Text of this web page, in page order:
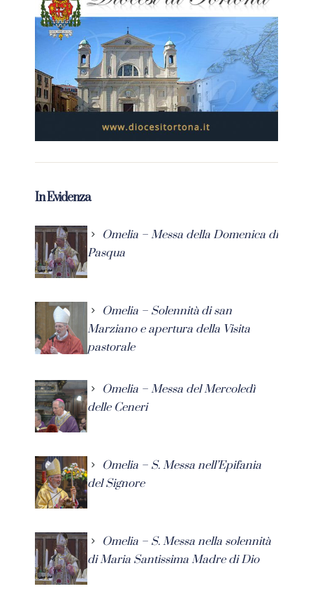
In Evidenza
Omelia – Messa della Domenica di
Pasqua
Omelia – Solennità di san
Marziano e apertura della Visita
pastorale
Omelia – Messa del Mercoledì
delle Ceneri
Omelia – S. Messa nell’Epifania
del Signore
Omelia – S. Messa nella solennità
di Maria Santissima Madre di Dio